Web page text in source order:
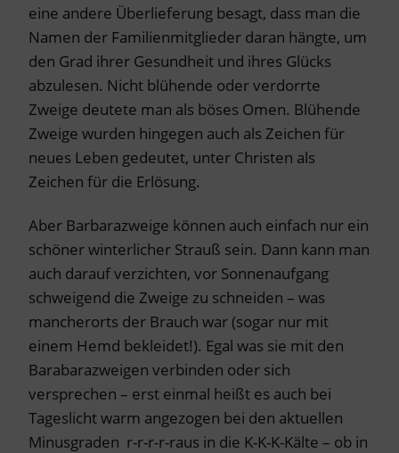
eine andere Überlieferung besagt, dass man die
Namen der Familienmitglieder daran hängte, um
den Grad ihrer Gesundheit und ihres Glücks
abzulesen. Nicht blühende oder verdorrte
Zweige deutete man als böses Omen. Blühende
Zweige wurden hingegen auch als Zeichen für
neues Leben gedeutet, unter Christen als
Zeichen für die Erlösung.
Aber Barbarazweige können auch einfach nur ein
schöner winterlicher Strauß sein. Dann kann man
auch darauf verzichten, vor Sonnenaufgang
schweigend die Zweige zu schneiden – was
mancherorts der Brauch war (sogar nur mit
einem Hemd bekleidet!). Egal was sie mit den
Barabarazweigen verbinden oder sich
versprechen – erst einmal heißt es auch bei
Tageslicht warm angezogen bei den aktuellen
Minusgraden r-r-r-r-raus in die K-K-K-Kälte – ob in